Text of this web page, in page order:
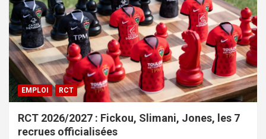
EMPLOI RCT
RCT 2026/2027 : Fickou, Slimani, Jones, les 7
recrues officialisées